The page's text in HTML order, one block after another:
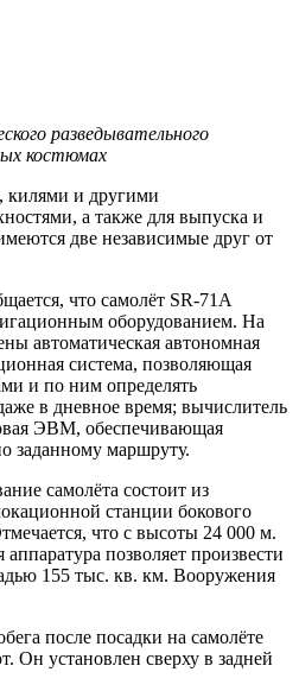
разведывательного
костюмах
килями и другими
а также для выпуска и
две независимые друг от
что самолёт SR-71A
оборудованием. На
автоматическая автономная
система, позволяющая
и по ним определять
в дневное время; вычислитель
ЭВМ, обеспечивающая
заданному маршруту.
самолёта состоит из
станции бокового
что с высоты 24 000 м.
аппаратура позволяет произвести
155 тыс. кв. км. Вооружения
после посадки на самолёте
Он установлен сверху в задней